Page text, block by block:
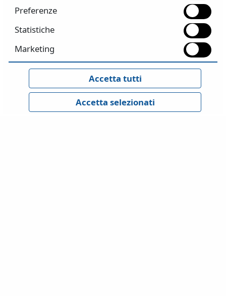
Servizio commerciale
: amministrazione@stadata.com
strutture@stadata.com
GDPR
Privacy Policy
Preferenze
Statistiche
Marketing